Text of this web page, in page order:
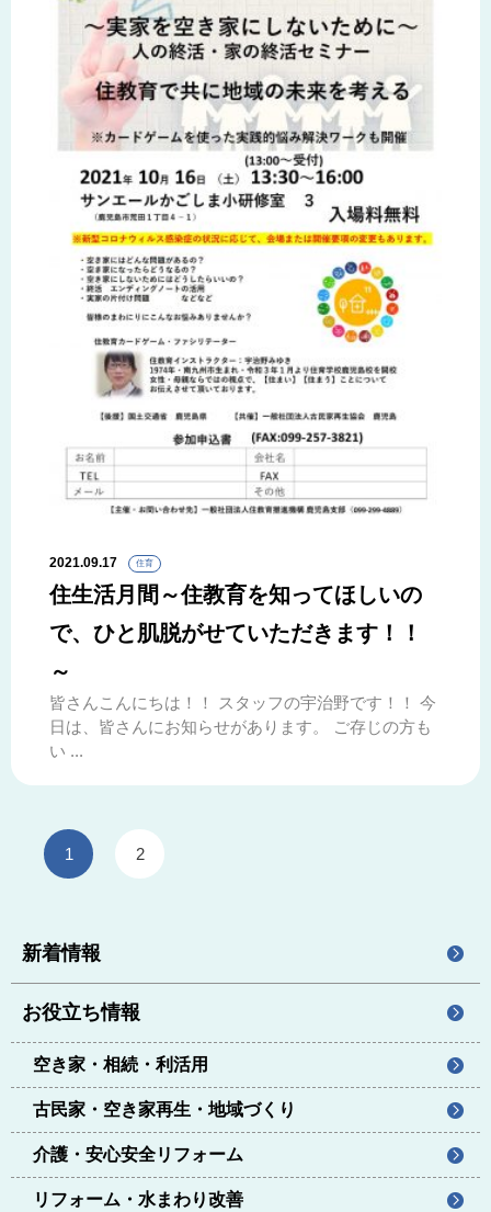
2021.09.17 住育
住生活月間～住教育を知ってほしいの
で、ひと肌脱がせていただきます！！
～
皆さんこんにちは！！ スタッフの宇治野です！！ 今
日は、皆さんにお知らせがあります。 ご存じの方も
い ...
1 2
新着情報
お役立ち情報
空き家・相続・利活用
古民家・空き家再生・地域づくり
介護・安心安全リフォーム
リフォーム・水まわり改善